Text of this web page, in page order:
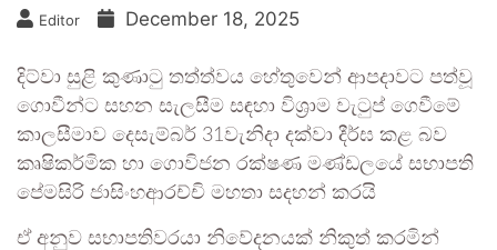
Editor December 18, 2025
දිට්වා සුළි කුණාටු තත්ත්වය හේතුවෙන් ආපදාවට පත්වූ
ගොවීන්ට සහන සැලසීම සඳහා විශ්‍රාම වැටුප් ගෙවීමේ
කාලසීමාව දෙසැම්බර් 31වැනිදා දක්වා දීර්ඝ කළ බව
කෘෂිකර්මික හා ගොවිජන රක්ෂණ මණ්ඩලයේ සභාපති
පේමසිරි ජාසිංහආරච්චි මහතා සදහන් කරයි
ඒ අනුව සභාපතිවරයා නිවේදනයක් නිකුත් කරමින්